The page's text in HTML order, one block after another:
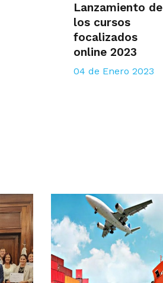
Lanzamiento de
los cursos
focalizados
online 2023
04 de Enero 2023